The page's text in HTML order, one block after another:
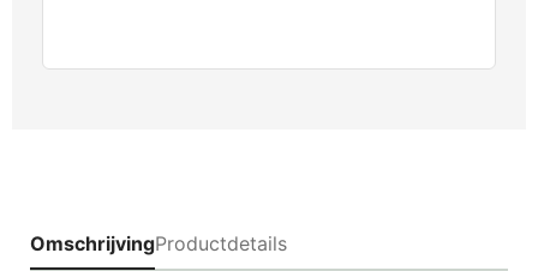
OmschrijvingProductdetails